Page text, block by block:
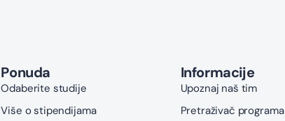
Ponuda
Odaberite studije
Više o stipendijama
Informacije
Upoznaj naš tim
Pretraživač programa